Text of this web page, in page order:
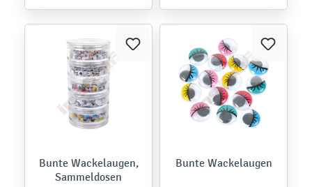
Bunte Wackelaugen,
Sammeldosen
Bunte Wackelaugen